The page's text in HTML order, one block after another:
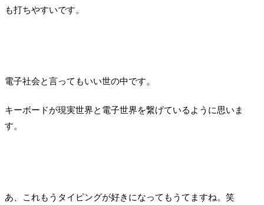
も打ちやすいです。
電子社会と言ってもいい世の中です。
キーボードが現実世界と電子世界を繋げているように思いま
す。
あ、これもうタイピングが好きになってもうてますね。笑